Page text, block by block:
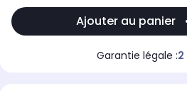
Ajouter au panier
Garantie légale :2